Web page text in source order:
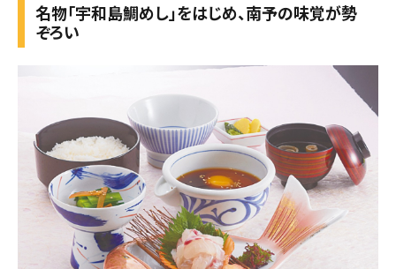
名物「宇和島鯛めし」をはじめ、南予の味覚が勢
ぞろい